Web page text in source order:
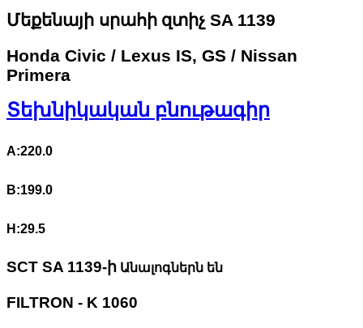
Մեքենայի սրահի զտիչ SA 1139
Honda Civic / Lexus IS, GS / Nissan
Primera
Տեխնիկական բնութագիր
A:220.0
B:199.0
H:29.5
SCT SA 1139-ի Անալոգներն են
FILTRON - K 1060